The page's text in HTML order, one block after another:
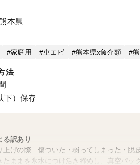
本県
家庭用 車エビ 熊本県x魚介類
法
下）保存
る訳あり
上げの際 傷ついた・弱ってしまった・脱
たままを氷水につけ活き締めし、真空パッ